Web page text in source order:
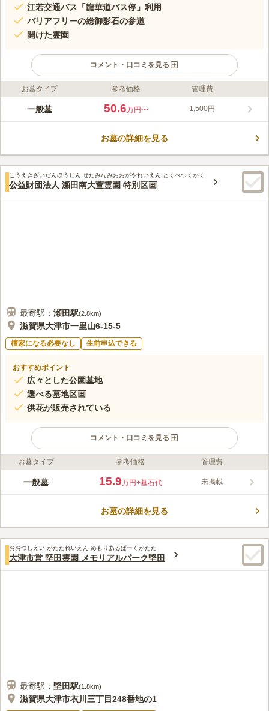
江若交通バス「龍華道バス停」利用
バリアフリーの総御影石の参道
開けた霊園
コメント・口コミを見る
ライフドット編集部のコメント
一般墓を建てることができ、0.81㎡から3.24㎡まで予算に合わせ
生えていることなく、きちんと清掃管理が行き届いています。生
口コミ評価
みんなの評価
3.5 口コミ1 件
60代男性
霊園より10分程度のところにショッピングセンターがあり、お
お墓タイプ 参考価格 管理費
一般墓 50.6万円〜 1,500円
お墓の詳細を見る
こうえきざいだんほうじん せたみなみおおがやれいえん とくべつくかく
公益財団法人 瀬田南大萱霊園 特別区画
最寄駅： 瀬田駅(2.8km)
滋賀県大津市一里山6-15-5
檀家になる必要なし 生前申込できる
おすすめポイント
広々とした公園墓地
選べる墓地区画
供花が販売されている
コメント・口コミを見る
ライフドット編集部のコメント
明るく気持ちの良い景観と管理の行き届いた園内は、近辺住民の
で、段差が少なく、車イスの方や高齢者の方も安心してお墓参り
口コミ評価
この霊園はまだ誰からも評価されていません。
お墓タイプ 参考価格 管理費
一般墓 15.9万円+墓石代 未掲載
お墓の詳細を見る
おおつしえい かたたれいえん めもりあるぱーくかたた
大津市営 堅田霊園 メモリアルパーク堅田
最寄駅： 堅田駅(1.8km)
滋賀県大津市衣川三丁目248番地の1